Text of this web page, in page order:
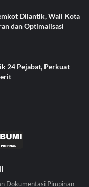
Dilantik, Wali Kota
dan Optimalisasi
24 Pejabat, Perkuat
Dokumentasi Pimpinan